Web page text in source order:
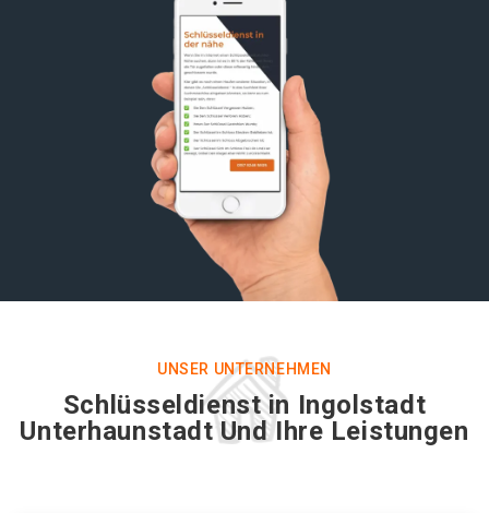
UNSER UNTERNEHMEN
Schlüsseldienst in Ingolstadt
Unterhaunstadt Und Ihre Leistungen